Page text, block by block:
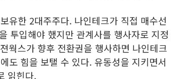
유한 2대주주다. 나인테크가 직접 매수선
투입해야 했지만 관계사를 행사자로 지정
웍스가 향후 전환권을 행사하면 나인테크
도 힘을 보탤 수 있다. 유동성을 지키면서
읽힌다.